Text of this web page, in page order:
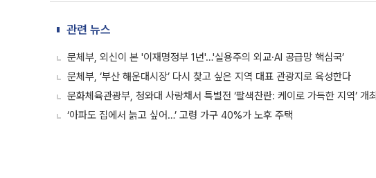
관련 뉴스
문체부, 외신이 본 '이재명정부 1년'…'실용주의 외교·AI 공급망 핵심국’
문체부, ‘부산 해운대시장’ 다시 찾고 싶은 지역 대표 관광지로 육성한다
문화체육관광부, 청와대 사랑채서 특별전 ‘팔색찬란: 케이로 가득한 지역’ 개최
‘아파도 집에서 늙고 싶어…’ 고령 가구 40%가 노후 주택